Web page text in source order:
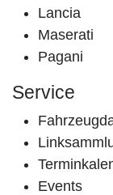
Lancia
Maserati
Pagani
Service
Events